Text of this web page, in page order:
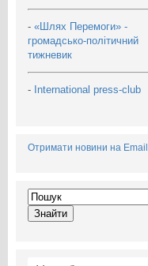
- «Шлях Перемоги» -
громадсько-політичний
тижневик
- International press-club
Отримати новини на Email